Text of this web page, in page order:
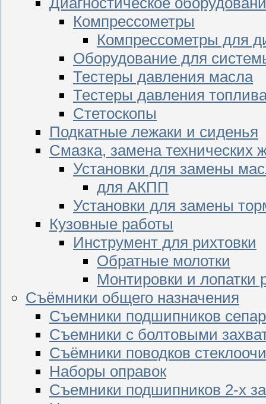
Компрессометры
Компрессометры для
Оборудование для
Тестеры давления масла
Тестеры давления
Стетоскопы
Подкатные лежаки и сиденья
Смазка, замена технических
Установки для замены
для АКПП
Установки для замены
Кузовные работы
Инструмент для рихтовки
Обратные молотки
Монтировки и лопатки
Съёмники общего назначения
Съемники подшипников
Съемники с болтовыми
Съёмники поводков
Наборы оправок
Съемники подшипников 2-х